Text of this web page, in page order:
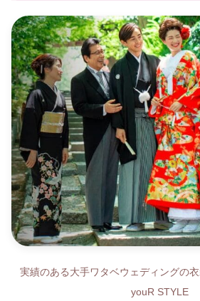
実績のある大手ワタベウェディングの
youR STYLE